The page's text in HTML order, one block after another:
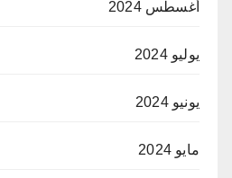
أغسطس 2024
يوليو 2024
يونيو 2024
مايو 2024